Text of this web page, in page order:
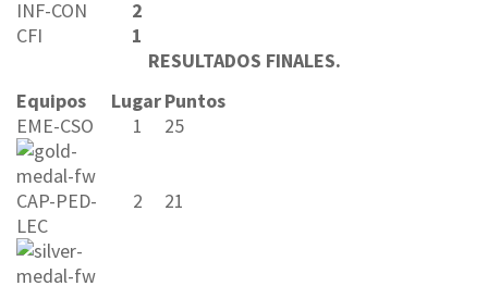
INF-CON
2
CFI
1
RESULTADOS FINALES.
Equipos
LugarPuntos
EME-CSO
1 25
CAP-PED-
LEC
2 21